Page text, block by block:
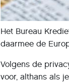
Het Bureau
daarmee de
Volgens de
voor, althans als